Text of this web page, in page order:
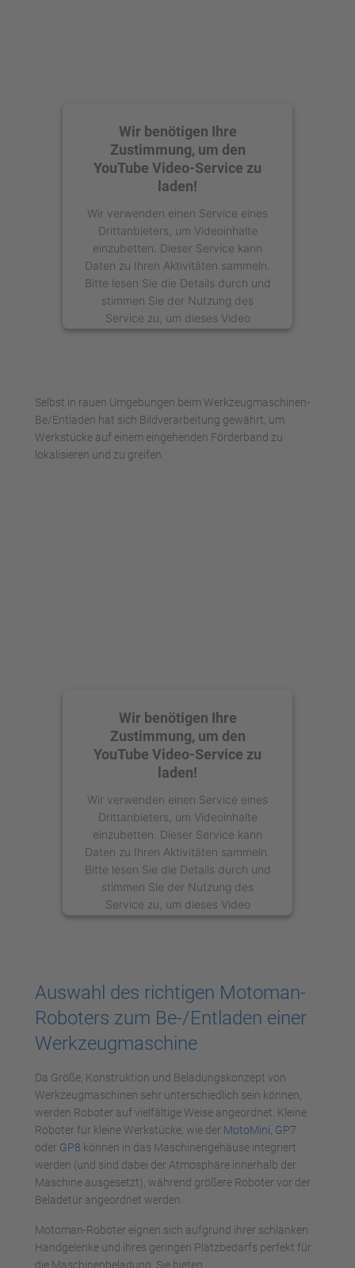
Wir benötigen Ihre
Zustimmung, um den
YouTube Video-Service zu
laden!
Wir verwenden einen Service eines
Drittanbieters, um Videoinhalte
einzubetten. Dieser Service kann
Daten zu Ihren Aktivitäten sammeln.
Bitte lesen Sie die Details durch und
stimmen Sie der Nutzung des
Service zu, um dieses Video
anzusehen.
Akzeptieren
powered by
Usercentrics Consent
Management Platform
Selbst in rauen Umgebungen beim Werkzeugmaschinen-
Be/Entladen hat sich Bildverarbeitung gewährt, um
Werkstücke auf einem eingehenden Förderband zu
lokalisieren und zu greifen.
Wir benötigen Ihre
Zustimmung, um den
YouTube Video-Service zu
laden!
Wir verwenden einen Service eines
Drittanbieters, um Videoinhalte
einzubetten. Dieser Service kann
Daten zu Ihren Aktivitäten sammeln.
Bitte lesen Sie die Details durch und
stimmen Sie der Nutzung des
Service zu, um dieses Video
anzusehen.
Akzeptieren
Usercentrics Consent
Management Platform
Auswahl des richtigen Motoman-
Roboters zum Be-/Entladen einer
Werkzeugmaschine
Da Größe, Konstruktion und Beladungskonzept von
Werkzeugmaschinen sehr unterschiedlich sein können,
werden Roboter auf vielfältige Weise angeordnet. Kleine
Roboter für kleine Werkstücke, wie der MotoMini GP7
oder GP8 können in das Maschinengehäuse integriert
werden (und sind dabei der Atmosphäre innerhalb der
Maschine ausgesetzt), während größere Roboter vor der
Beladetür angeordnet werden.
Motoman-Roboter eignen sich aufgrund ihrer schlanken
Handgelenke und ihres geringen Platzbedarfs perfekt für
die Maschinenbeladung. Sie bieten